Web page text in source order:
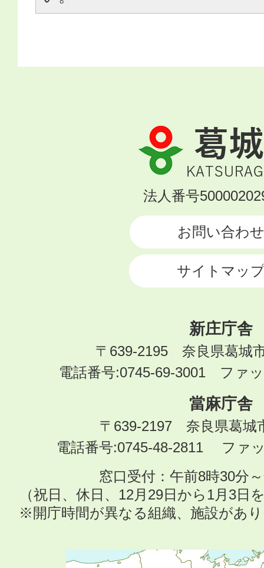
葛
城
市
KATSURAGI
法人番号
お問い合わせ
サイトマッ
新庄庁舎
〒639-2195 奈良県葛城
電話番号:0745-69-3001 ファ
當麻庁舎
〒639-2197 奈良県葛城
電話番号:0745-48-2811 ファ
窓口受付：午前8時30分
（祝日、休日、12月29日から1月3日
※開庁時間が異なる組織、施設があ